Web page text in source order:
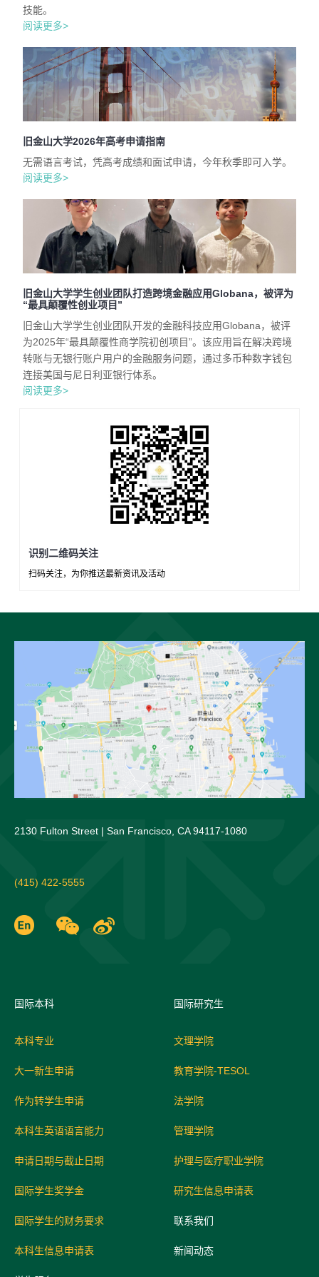
技能。
阅读更多>
旧金山大学2026年高考申请指南
无需语言考试，凭高考成绩和面试申请，今年秋季即可入学。
阅读更多>
旧金山大学学生创业团队打造跨境金融应用Globana，被评为
“最具颠覆性创业项目”
旧金山大学学生创业团队开发的金融科技应用Globana，被评
为2025年“最具颠覆性商学院初创项目”。该应用旨在解决跨境
转账与无银行账户用户的金融服务问题，通过多币种数字钱包
连接美国与尼日利亚银行体系。
阅读更多>
识别二维码关注
扫码关注，为你推送最新资讯及活动
2130 Fulton Street | San Francisco, CA 94117-1080
(415) 422-5555
国际本科
本科专业
大一新生申请
作为转学生申请
本科生英语语言能力
申请日期与截止日期
国际学生奖学金
国际学生的财务要求
本科生信息申请表
国际研究生
文理学院
教育学院-TESOL
法学院
管理学院
护理与医疗职业学院
研究生信息申请表
联系我们
新闻动态